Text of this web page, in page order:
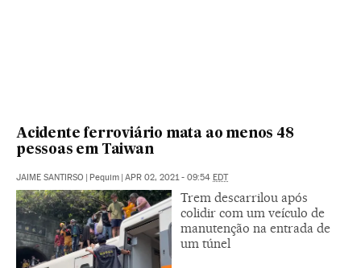
Acidente ferroviário mata ao menos 48
pessoas em Taiwan
JAIME SANTIRSO Pequim APR 02, 2021 - 09:54 EDT
Trem descarrilou após
colidir com um veículo de
manutenção na entrada de
um túnel